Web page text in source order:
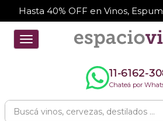
Hasta 40% OFF en Vinos,
Toggle
navigation
11-6162-
Chateá por